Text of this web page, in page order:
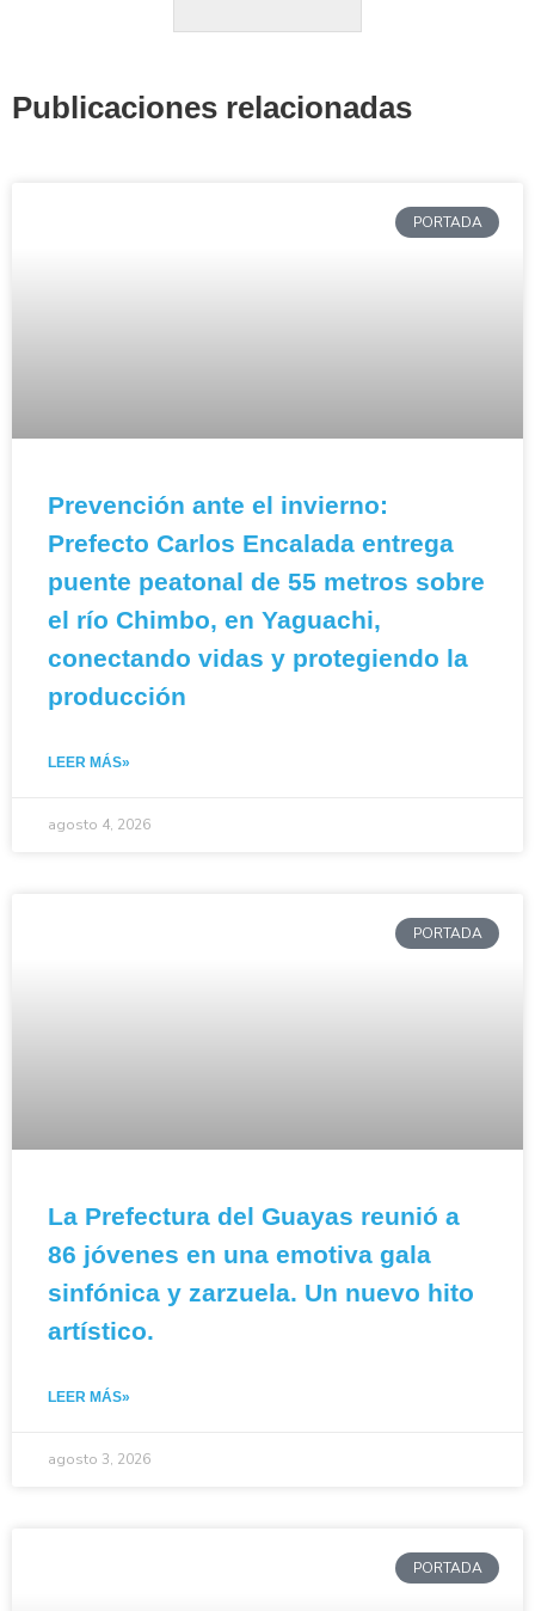
Publicaciones relacionadas
PORTADA
Prevención ante el invierno:
Prefecto Carlos Encalada entrega
puente peatonal de 55 metros sobre
el río Chimbo, en Yaguachi,
conectando vidas y protegiendo la
producción
LEER MÁS»
agosto 4, 2026
PORTADA
La Prefectura del Guayas reunió a
86 jóvenes en una emotiva gala
sinfónica y zarzuela. Un nuevo hito
artístico.
LEER MÁS»
agosto 3, 2026
PORTADA